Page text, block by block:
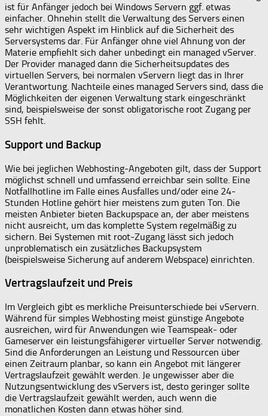
ist für Anfänger jedoch bei Windows Servern ggf. etwas
einfacher. Ohnehin stellt die Verwaltung des Servers einen
sehr wichtigen Aspekt im Hinblick auf die Sicherheit des
Serversystems dar. Für Anfänger ohne viel Ahnung von der
Materie empfiehlt sich daher unbedingt ein managed vServer.
Der Provider managed dann die Sicherheitsupdates des
virtuellen Servers, bei normalen vServern liegt das in Ihrer
Verantwortung. Nachteile eines managed Servers sind, dass die
Möglichkeiten der eigenen Verwaltung stark eingeschränkt
sind, beispielsweise der sonst obligatorische root Zugang per
SSH fehlt.
Support und Backup
Wie bei jeglichen Webhosting-Angeboten gilt, dass der Support
möglichst schnell und umfassend erreichbar sein sollte. Eine
Notfallhotline im Falle eines Ausfalles und/oder eine 24-
Stunden Hotline gehört hier meistens zum guten Ton. Die
meisten Anbieter bieten Backupspace an, der aber meistens
nicht ausreicht, um das komplette System regelmäßig zu
sichern. Bei Systemen mit root-Zugang lässt sich jedoch
unproblematisch ein zusätzliches Backupsystem
(beispielsweise Sicherung auf anderem Webspace) einrichten.
Vertragslaufzeit und Preis
Im Vergleich gibt es merkliche Preisunterschiede bei vServern.
Während für simples Webhosting meist günstige Angebote
ausreichen, wird für Anwendungen wie Teamspeak- oder
Gameserver ein leistungsfähigerer virtueller Server notwendig.
Sind die Anforderungen an Leistung und Ressourcen über
einen Zeitraum planbar, so kann ein Angebot mit längerer
Vertragslaufzeit gewählt werden. Je ungewisser aber die
Nutzungsentwicklung des vServers ist, desto geringer sollte
die Vertragslaufzeit gewählt werden, auch wenn die
monatlichen Kosten dann etwas höher sind.